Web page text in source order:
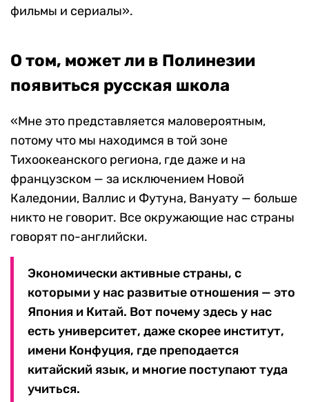
фильмы и сериалы».
О том, может ли в Полинезии
появиться русская школа
«Мне это представляется маловероятным,
потому что мы находимся в той зоне
Тихоокеанского региона, где даже и на
французском — за исключением Новой
Каледонии, Валлис и Футуна, Вануату — больше
никто не говорит. Все окружающие нас страны
говорят по-английски.
Экономически активные страны, с
которыми у нас развитые отношения — это
Япония и Китай. Вот почему здесь у нас
есть университет, даже скорее институт,
имени Конфуция, где преподается
китайский язык, и многие поступают туда
учиться.